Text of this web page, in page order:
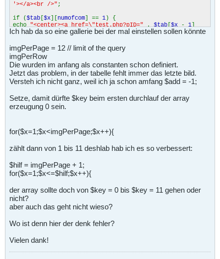
'></a><br />" ;
if ($tab [$x][numofcom] == 1) {
echo "<center><a href=\"test.php?pID=" . $tab [$x - 1]
[ id] ."\">".$tab [$x-1]
}
else {
echo"<center><a href=\"test.php?pID="
[id] ."\">" .$tab[$x -1]
[numofcom] ."&nbsp;Kommentare</a></center>\n";
}
geteilt durch"
echo"<br>" ;
echo"</td>\n"; }
echo "</tr><tr>\n";
}
Ich hab da so eine gallerie bei der mal einstellen sollen könnte
imgPerPage = 12 // limit of the query
imgPerRow
Die wurden im anfang als constanten schon definiert.
Jetzt das problem, in der tabelle fehlt immer das letzte bild.
Versteh ich nicht ganz, weil ich ja schon amfang $add = -1;
Setze, damit dürfte $key beim ersten durchlauf der array
erzeugung 0 sein.
for($x=1;$x<imgPerPage;$x++){
zählt dann von 1 bis 11 deshlab hab ich es so verbessert:
$hilf = imgPerPage + 1;
for($x=1;$x<=$hilf;$x++){
der array sollte doch von $key = 0 bis $key = 11 gehen oder
nicht?
aber auch das geht nicht wieso?
Wo ist denn hier der denk fehler?
Vielen dank!